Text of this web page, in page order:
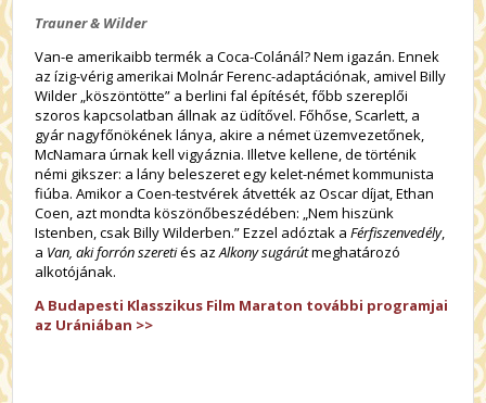
Trauner & Wilder
Van-e amerikaibb termék a Coca-Colánál? Nem igazán. Ennek
az ízig-vérig amerikai Molnár Ferenc-adaptációnak, amivel Billy
Wilder „köszöntötte” a berlini fal építését, főbb szereplői
szoros kapcsolatban állnak az üdítővel. Főhőse, Scarlett, a
gyár nagyfőnökének lánya, akire a német üzemvezetőnek,
McNamara úrnak kell vigyáznia. Illetve kellene, de történik
némi gikszer: a lány beleszeret egy kelet-német kommunista
fiúba. Amikor a Coen-testvérek átvették az Oscar díjat, Ethan
Coen, azt mondta köszönőbeszédében: „Nem hiszünk
Istenben, csak Billy Wilderben.” Ezzel adóztak aFérfiszenvedély,
a Van, aki forrón szeretiés azAlkony sugárútmeghatározó
alkotójának.
A Budapesti Klasszikus Film Maraton további programjai
az Urániában >>